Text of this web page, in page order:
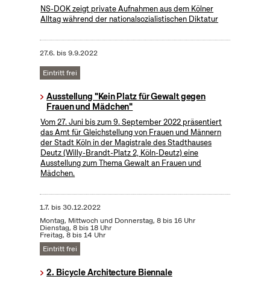
NS-DOK zeigt private Aufnahmen aus dem Kölner
Alltag während der nationalsozialistischen Diktatur
27.6. bis9.9.2022
Eintritt frei
Ausstellung "Kein Platz für Gewalt gegen
Frauen und Mädchen"
Vom 27. Juni bis zum 9. September 2022 präsentiert
das Amt für Gleichstellung von Frauen und Männern
der Stadt Köln in der Magistrale des Stadthauses
Deutz (Willy-Brandt-Platz 2, Köln-Deutz) eine
Ausstellung zum Thema Gewalt an Frauen und
Mädchen.
1.7. bis30.12.2022
Montag, Mittwoch und Donnerstag, 8 bis 16 Uhr
Dienstag, 8 bis 18 Uhr
Freitag, 8 bis 14 Uhr
Eintritt frei
2. Bicycle Architecture Biennale